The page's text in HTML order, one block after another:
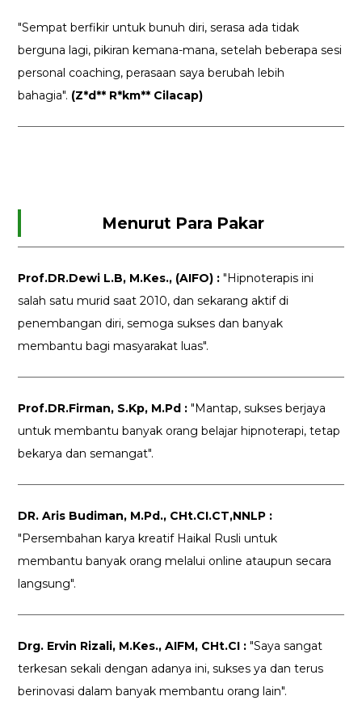
"Sempat berfikir untuk bunuh diri, serasa ada tidak
berguna lagi, pikiran kemana-mana, setelah beberapa sesi
personal coaching, perasaan saya berubah lebih
bahagia". (Z*d** R*km** Cilacap)
Menurut Para Pakar
Prof.DR.Dewi L.B, M.Kes., (AIFO) :"Hipnoterapis ini
salah satu murid saat 2010, dan sekarang aktif di
penembangan diri, semoga sukses dan banyak
membantu bagi masyarakat luas".
Prof.DR.Firman, S.Kp, M.Pd : "Mantap, sukses berjaya
untuk membantu banyak orang belajar hipnoterapi, tetap
bekarya dan semangat".
DR. Aris Budiman, M.Pd., CHt.CI.CT,NNLP :
"Persembahan karya kreatif Haikal Rusli untuk
membantu banyak orang melalui online ataupun secara
langsung".
Drg. Ervin Rizali, M.Kes., AIFM, CHt.CI : "Saya sangat
terkesan sekali dengan adanya ini, sukses ya dan terus
berinovasi dalam banyak membantu orang lain".